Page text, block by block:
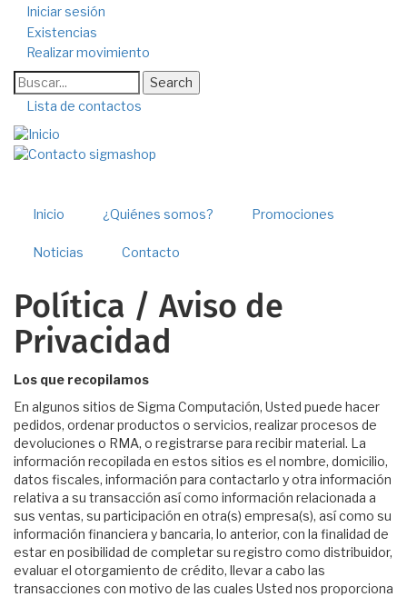
Pasar
contenido
User
account
menu
Iniciar sesión
Existencias
Realizar movimiento
Search
Herramientas
Lista de contactos
Inicio ¿Quiénes somos? Promociones
Noticias Contacto
Política / Aviso de
Privacidad
Los que recopilamos
En algunos sitios de Sigma Computación, Usted puede hacer
pedidos, ordenar productos o servicios, realizar procesos de
devoluciones o RMA, o registrarse para recibir material. La
información recopilada en estos sitios es el nombre, domicilio,
datos fiscales, información para contactarlo y otra información
relativa a su transacción así como información relacionada a
sus ventas, su participación en otra(s) empresa(s), así como su
información financiera y bancaria, lo anterior, con la finalidad de
estar en posibilidad de completar su registro como distribuidor,
evaluar el otorgamiento de crédito, llevar a cabo las
transacciones con motivo de las cuales Usted nos proporciona